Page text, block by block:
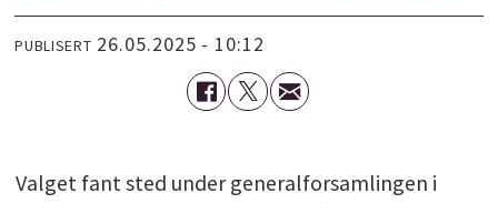
PUBLISERT 26.05.2025 - 10:12
Valget fant sted under generalforsamlingen i